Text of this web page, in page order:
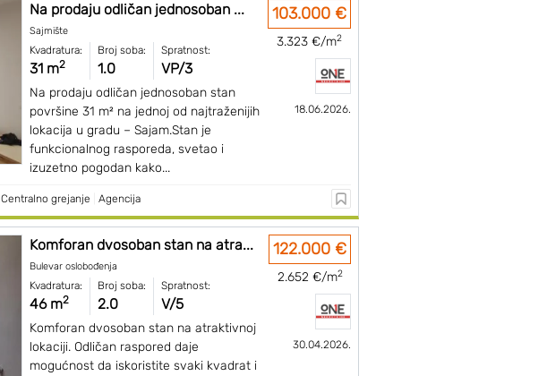
Na prodaju odličan jednosoban ...
Sajmište
Kvadratura:
31 m2
Broj soba:
1.0
Spratnost:
VP/3
Na prodaju odličan jednosoban stan
površine 31 m² na jednoj od najtraženijih
lokacija u gradu – Sajam.Stan je
funkcionalnog rasporeda, svetao i
izuzetno pogodan kako...
103.000 €
3.323 €/m2
18.06.2026.
Centralno grejanje Agencija
Komforan dvosoban stan na atra...
Bulevar oslobođenja
Kvadratura:
46 m2
Broj soba:
2.0
Spratnost:
V/5
Komforan dvosoban stan na atraktivnoj
lokaciji. Odličan raspored daje
mogućnost da iskoristite svaki kvadrat i
122.000 €
2.652 €/m2
30.04.2026.